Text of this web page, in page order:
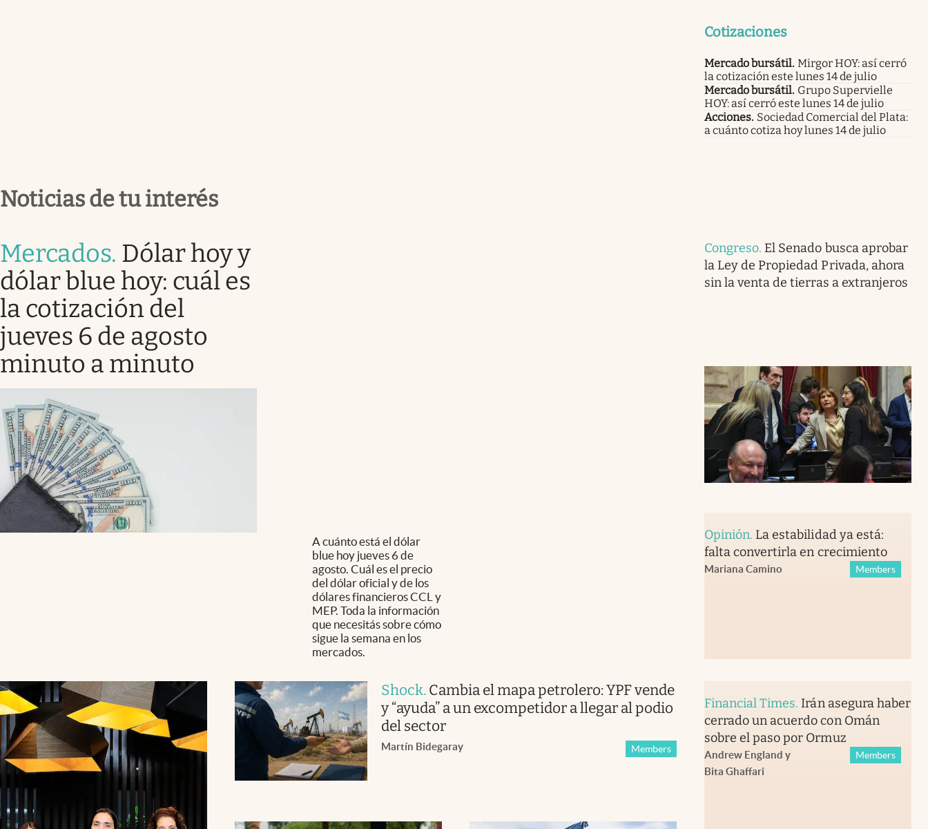
Cotizaciones
Mercado bursátil. Mirgor HOY: así cerró
la cotización este lunes 14 de julio
Mercado bursátil. Grupo Supervielle
HOY: así cerró este lunes 14 de julio
Acciones. Sociedad Comercial del Plata:
a cuánto cotiza hoy lunes 14 de julio
Noticias de tu interés
Mercados. Dólar hoy y
dólar blue hoy: cuál es
la cotización del
jueves 6 de agosto
minuto a minuto
A cuánto está el dólar
blue hoy jueves 6 de
agosto. Cuál es el precio
del dólar oficial y de los
dólares financieros CCL y
MEP. Toda la información
que necesitás sobre cómo
sigue la semana en los
mercados.
Congreso. El Senado busca aprobar
la Ley de Propiedad Privada, ahora
sin la venta de tierras a extranjeros
Opinión. La estabilidad ya está:
falta convertirla en crecimiento
Mariana Camino Members
Shock.Cambia el mapa petrolero: YPF vende
y “ayuda” a un excompetidor a llegar al podio
del sector
Martín Bidegaray Members
Financial Times. Irán asegura haber
cerrado un acuerdo con Omán
sobre el paso por Ormuz
Andrew England y
Bita Ghaffari
Members